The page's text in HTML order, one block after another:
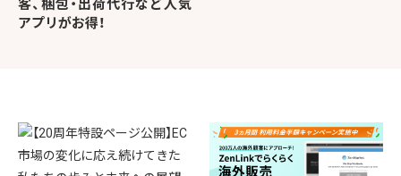
客、梱包・出荷代行など人気
アプリがお得！